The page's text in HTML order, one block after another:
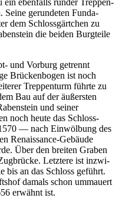
Seine gerun­deten Funda­
dem Schloss­gärt­chen zu
die beiden Burg­teile
und Vorburg getrennt
Brücken­bogen ist noch
Trep­pen­turm führte zu
Bau auf der äußersten
und seiner
noch heute das Schloss­
— nach Einwöl­bung des
Renais­sance-Gebäude
Über den breiten Graben
Letz­tere ist inzwi­
bis an das Schloss geführt.
damals schon ummauert
erwähnt ist.